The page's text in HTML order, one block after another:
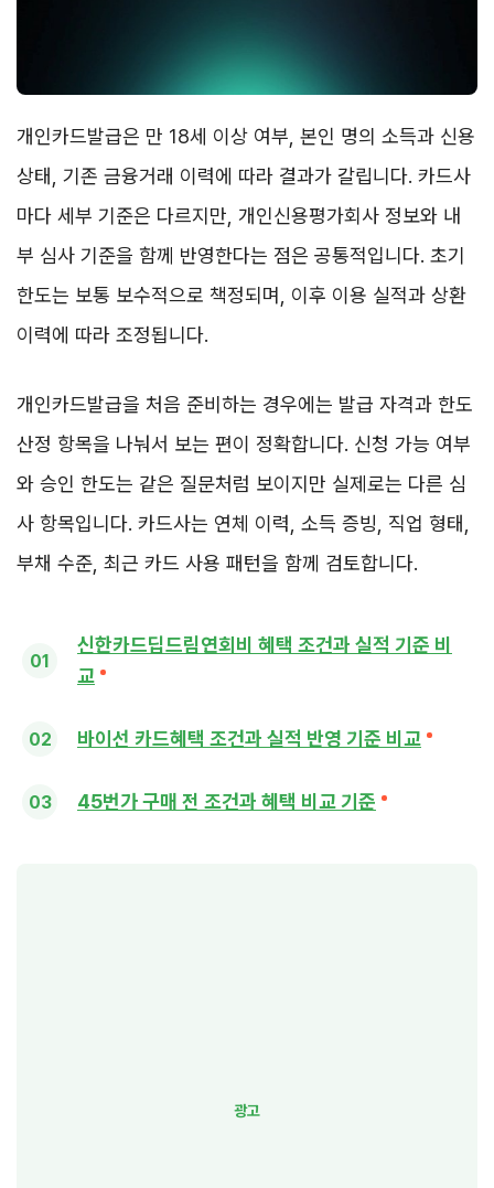
개인카드발급은 만 18세 이상 여부, 본인 명의 소득과 신용
상태, 기존 금융거래 이력에 따라 결과가 갈립니다. 카드사
마다 세부 기준은 다르지만, 개인신용평가회사 정보와 내
부 심사 기준을 함께 반영한다는 점은 공통적입니다. 초기
한도는 보통 보수적으로 책정되며, 이후 이용 실적과 상환
이력에 따라 조정됩니다.
개인카드발급을 처음 준비하는 경우에는 발급 자격과 한도
산정 항목을 나눠서 보는 편이 정확합니다. 신청 가능 여부
와 승인 한도는 같은 질문처럼 보이지만 실제로는 다른 심
사 항목입니다. 카드사는 연체 이력, 소득 증빙, 직업 형태,
부채 수준, 최근 카드 사용 패턴을 함께 검토합니다.
신한카드딥드림연회비 혜택 조건과 실적 기준 비
교
바이선 카드혜택 조건과 실적 반영 기준 비교
45번가 구매 전 조건과 혜택 비교 기준